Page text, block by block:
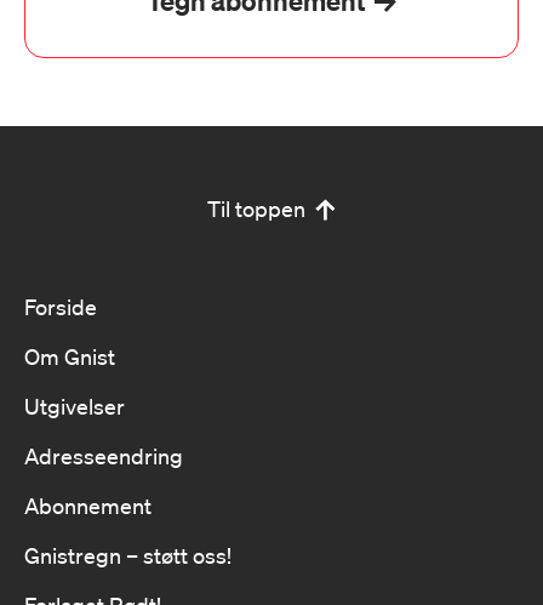
Til toppen
Forside
Om Gnist
Utgivelser
Adresseendring
Abonnement
Gnistregn – støtt oss!